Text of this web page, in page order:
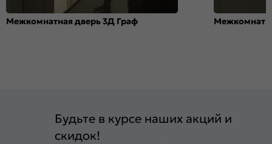
Межкомнатная дверь 3Д Граф
Будьте в курсе наших акций и
скидок!